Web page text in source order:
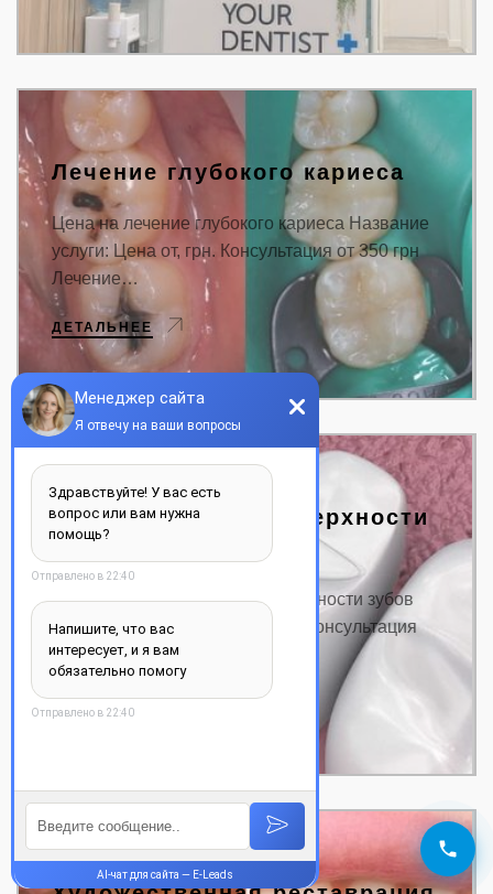
Лечение глубокого кариеса
Цена на лечение глубокого кариеса Название
услуги: Цена от, грн. Консультация от 350 грн
Лечение…
ДЕТАЛЬНЕЕ
Пломбирование поверхности
зубов
Цена на пломбирование поверхности зубов
Название услуги: Цена от, грн. Консультация
от…
ДЕТАЛЬНЕЕ